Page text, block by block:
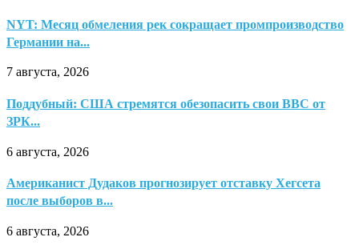
NYT: Месяц обмеления рек сокращает промпроизводство
Германии на...
7 августа, 2026
Поддубный: США стремятся обезопасить свои ВВС от
ЗРК...
6 августа, 2026
Американист Дудаков прогнозирует отставку Хегсета
после выборов в...
6 августа, 2026